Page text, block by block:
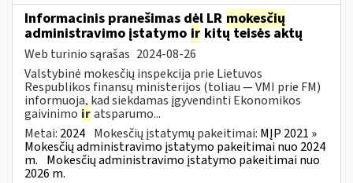
Informacinis pranešimas dėl LR mokesčių
administravimo įstatymo ir kitų teisės aktų
Web turinio sąrašas 2024-08-26
Valstybinė mokesčių inspekcija prie Lietuvos
Respublikos finansų ministerijos (toliau — VMI prie FM)
informuoja, kad siekdamas įgyvendinti Ekonomikos
gaivinimo iratsparumo...
Metai: 2024 Mokesčių įstatymų pakeitimai: MĮP 2021 »
Mokesčių administravimo įstatymo pakeitimai nuo 2024
m. Mokesčių administravimo įstatymo pakeitimai nuo
2026 m.